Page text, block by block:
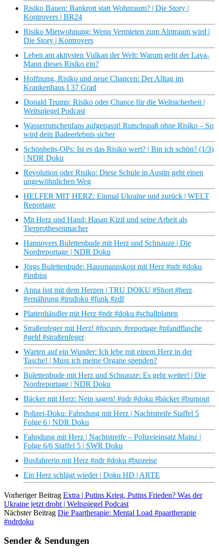
Risiko Bauen: Bankrott statt Wohnraum? | Die Story |
Kontrovers | BR24
Risiko Mietwohnung: Wenn Vermieten zum Alptraum wird |
Die Story | Kontrovers
Leben am aktivsten Vulkan der Welt: Warum geht der Lava-
Mann dieses Risiko ein?
Hoffnung, Risiko und neue Chancen: Der Alltag im
Krankenhaus I 37 Grad
Donald Trump: Risiko oder Chance für die Weltsicherheit |
Weltspiegel Podcast
Wasserrutschenfans aufgepasst! Rutschspaß ohne Risiko – So
wird dein Badeerlebnis sicher
Schönheits-OPs: Ist es das Risiko wert? | Bin ich schön? (1/3)
| NDR Doku
Revolution oder Risiko: Diese Schule in Austin geht einen
ungewöhnlichen Weg
HELFER MIT HERZ: Einmal Ukraine und zurück | WELT
Reportage
Mit Herz und Hand: Hasan Kizil und seine Arbeit als
Tierprothesenmacher
Hannovers Bulettenbude mit Herz und Schnauze | Die
Nordreportage | NDR Doku
Jörgs Bulettenbude: Hausmannskost mit Herz #ndr #doku
#imbiss
Anna isst mit dem Herzen | TRU DOKU #Short #herz
#ernährung #trudoku #funk #zdf
Plattenhändler mit Herz #ndr #doku #schallplatten
Straßenfeger mit Herz! #focustv #reportage #pfandflasche
#geld #straßenfeger
Warten auf ein Wunder: Ich lebe mit einem Herz in der
Tasche! | Muss ich meine Organe spenden?
Bulettenbude mit Herz und Schnauze: Es geht weiter! | Die
Nordreportage | NDR Doku
Bäcker mit Herz: Nein sagen! #ndr #doku #bäcker #burnout
Polizei-Doku: Fahndung mit Herz | Nachtstreife Staffel 5
Folge 6 | NDR Doku
Fahndung mit Herz | Nachtstreife – Polizeieinsatz Mainz |
Folge 6/6 Staffel 5 | SWR Doku
Busfahrerin mit Herz #ndr #doku #busreise
Ein Herz schlägt wieder | Doku HD | ARTE
Vorheriger Beitrag Extra | Putins Krieg, Putins Frieden? Was der
Ukraine jetzt droht | Weltspiegel Podcast
Nächster Beitrag Die Paartherapie: Mental Load #paartherapie
#ndrdoku
Sender & Sendungen